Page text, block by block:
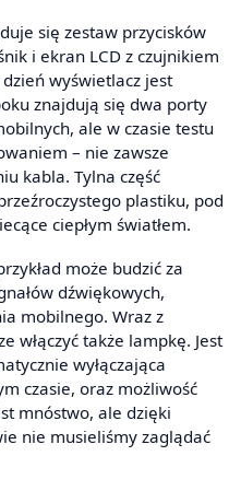
się zestaw przycisków
i ekran LCD z czujnikiem
wyświetlacz jest
znajdują się dwa porty
ale w czasie testu
– nie zawsze
kabla. Tylna część
plastiku, pod
ciepłym światłem.
może budzić za
dźwiękowych,
mobilnego. Wraz z
włączyć także lampkę. Jest
wyłączająca
czasie, oraz możliwość
mnóstwo, ale dzięki
nie musieliśmy zaglądać